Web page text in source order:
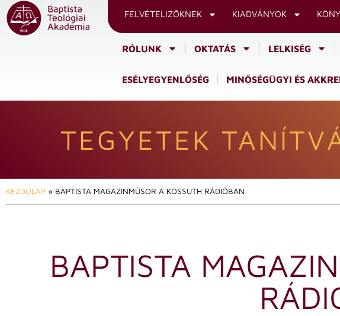
FELVÉTELIZŐKNEK KIADVÁNYOK
RÓLUNK OKTATÁS LELKISÉG
ESÉLYEGYENLŐSÉG MINŐSÉGÜGYI ÉS
TEGYETEK
KEZDŐLAP » BAPTISTA MAGAZINMŰSOR A KOSSUTH RÁDIÓBAN
BAPTISTA